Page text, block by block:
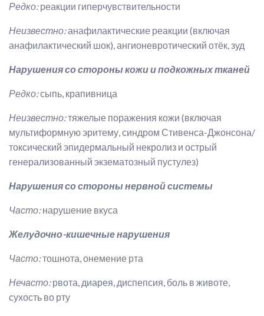
Редко:реакции гиперчувствительности
Неизвестно:анафилактические реакции (включая
анафилактический шок), ангионевротический отёк, зуд
Нарушения со стороны кожи и подкожных тканей
Редко:сыпь, крапивница
Неизвестно:тяжелые поражения кожи (включая
мультиформную эритему, синдром Стивенса-Джонсона/
токсический эпидермальный некролиз и острый
генерализованный экзематозный пустулез)
Нарушения со стороны нервной системы
Часто:нарушение вкуса
Желудочно-кишечные нарушения
Часто:тошнота, онемение рта
Нечасто:рвота, диарея, диспепсия, боль в животе,
сухость во рту